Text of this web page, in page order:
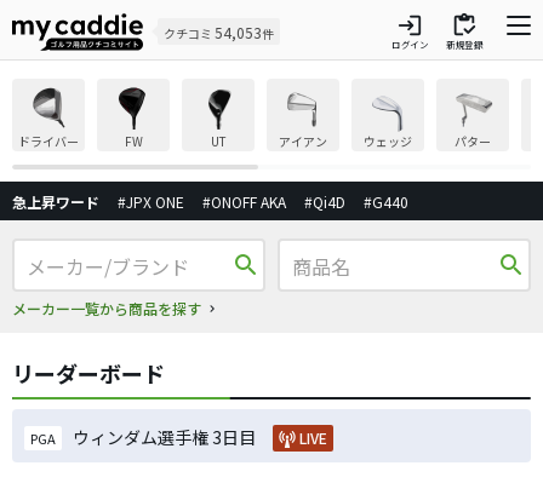
クチコミ 54,053件 login
ログイン
inventory
新規登録
ドライバー FW UT アイアン ウェッジ パター
急上昇ワード #JPX ONE #ONOFF AKA #Qi4D #G440
search
メーカー一覧から商品を探す
search
リーダーボード
PGA ウィンダム選手権 3日目 LIVE